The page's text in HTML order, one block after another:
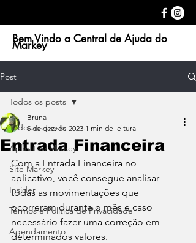
Bem Vindo a Central de Ajuda do
Markey
Post
Todos os posts
Aplicativo Markey
Site Markey
Insider
Termos e Política de Privacidade
Agendamento
Todos os posts
Entrada Financeira
Bruna
5 de dez. de 2023 1 min de leitura
Com a Entrada Financeira no
aplicativo, você consegue analisar
todas as movimentações que
ocorreram durante o mês e caso
necessário fazer uma correção em
determinados valores.